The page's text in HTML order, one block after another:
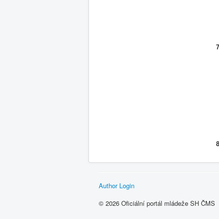
Author Login
© 2026 Oficiální portál mládeže SH ČMS